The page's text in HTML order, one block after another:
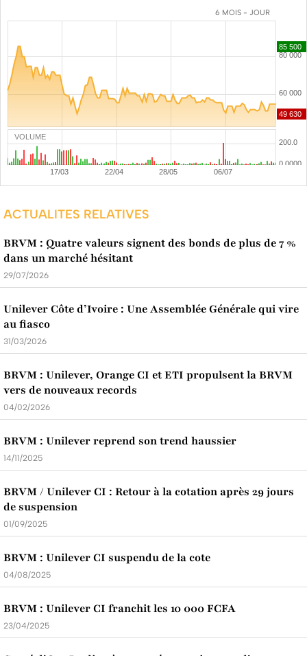
6 MOIS - JOUR
VOLUME
ACTUALITES RELATIVES
BRVM : Quatre valeurs signent des bonds de plus de 7 %
dans un marché hésitant
29/07/2026
Unilever Côte d’Ivoire : Une Assemblée Générale qui vire
au fiasco
31/03/2026
BRVM : Unilever, Orange CI et ETI propulsent la BRVM
vers de nouveaux records
04/02/2026
BRVM : Unilever reprend son trend haussier
14/11/2025
BRVM / Unilever CI : Retour à la cotation après 29 jours
de suspension
01/09/2025
BRVM : Unilever CI suspendu de la cote
04/08/2025
BRVM : Unilever CI franchit les 10 000 FCFA
23/04/2025